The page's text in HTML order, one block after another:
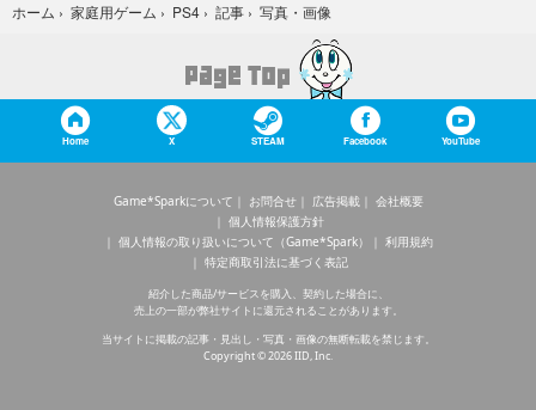
ホーム › 家庭用ゲーム › PS4 › 記事 › 写真・画像
Home X STEAM Facebook YouTube
Game*Sparkについて お問合せ 広告掲載
会社概要
個人情報保護方針
個人情報の取り扱いについて（Game*Spark）
利用規約
特定商取引法に基づく表記
紹介した商品/サービスを購入、契約した場合に、
売上の一部が弊社サイトに還元されることがあります。
当サイトに掲載の記事・見出し・写真・画像の無断転載を禁じます。
Copyright © 2026 IID, Inc.